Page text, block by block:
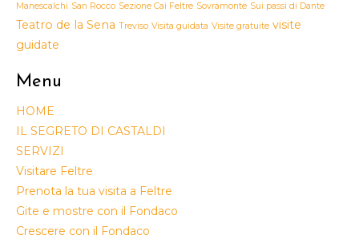
Manescalchi San Rocco Sezione Cai Feltre Sovramonte Sui passi di Dante
Teatro de la Sena Treviso Visita guidata Visite gratuite visite
guidate
Menu
HOME
IL SEGRETO DI CASTALDI
SERVIZI
Visitare Feltre
Prenota la tua visita a Feltre
Gite e mostre con il Fondaco
Crescere con il Fondaco